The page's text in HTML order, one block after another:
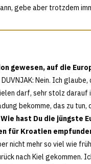
gebe aber trotzdem
gewesen, auf die
DUVNJAK: Nein. Ich
darf, sehr stolz darauf
bekomme, das zu tun,
Wie hast Du die jüngste
für Kroatien
nicht mehr so viel wie
nach Kiel gekommen.